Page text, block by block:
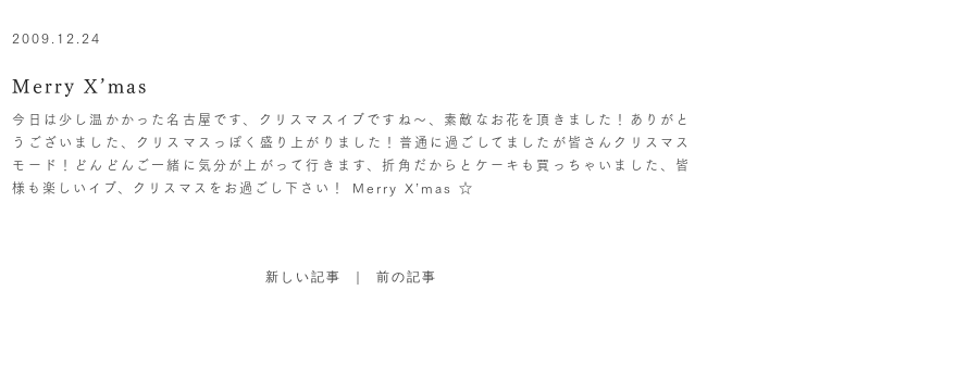
2009.12.24
Merry X’mas
今日は少し温かかった名古屋です、クリスマスイブですね〜、素敵なお花を頂きました！ありがと
うございました、クリスマスっぽく盛り上がりました！普通に過ごしてましたが皆さんクリスマス
モード！どんどんご一緒に気分が上がって行きます、折角だからとケーキも買っちゃいました、皆
様も楽しいイブ、クリスマスをお過ごし下さい！ Merry X’mas ☆
新しい記事 ｜前の記事